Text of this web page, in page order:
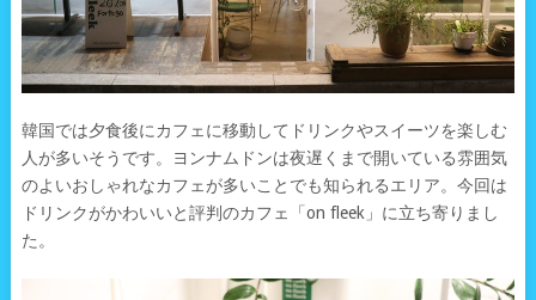
韓国では夕食後にカフェに移動してドリンクやスイーツを楽しむ
人が多いそうです。ヨンナムドンは夜遅くまで開いている雰囲気
のよいおしゃれなカフェが多いことでも知られるエリア。今回は
ドリンクがかわいいと評判のカフェ「on fleek」に立ち寄りまし
た。